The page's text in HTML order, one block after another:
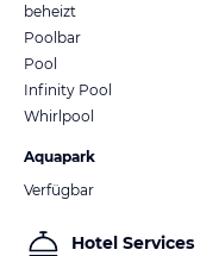
beheizt
Poolbar
Pool
Infinity Pool
Whirlpool
Aquapark
Verfügbar
Hotel Services